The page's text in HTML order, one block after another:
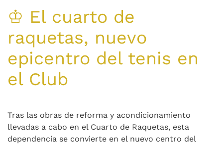
♔ El cuarto de
raquetas, nuevo
epicentro del tenis en
el Club
Tras las obras de reforma y acondicionamiento
llevadas a cabo en el Cuarto de Raquetas, esta
dependencia se convierte en el nuevo centro del